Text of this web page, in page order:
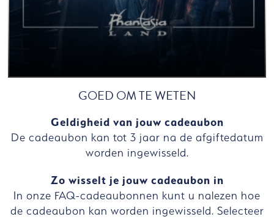
GOED OM TE WETEN
Geldigheid van jouw cadeaubon
De cadeaubon kan tot 3 jaar na de afgiftedatum
worden ingewisseld.
Zo wisselt je jouw cadeaubon in
In onze FAQ-cadeaubonnen kunt u nalezen hoe
de cadeaubon kan worden ingewisseld. Selecteer